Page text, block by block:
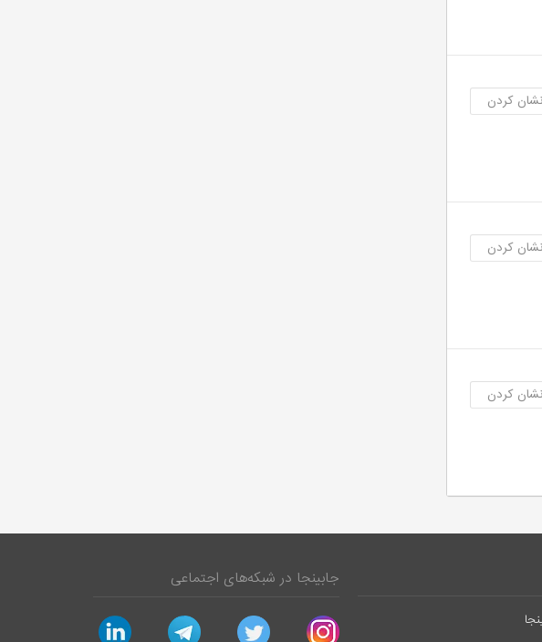
نشان کردن
نشان کردن
نشان کردن
جابینجا در شبکه‌های اجتماعی
instagram
twitter
telegram
linkedin